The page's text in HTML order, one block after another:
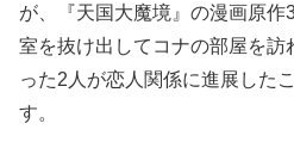
が、『天国大魔境』の漫画原作
室を抜け出してコナの部屋を
った2人が恋人関係に進展した
す。